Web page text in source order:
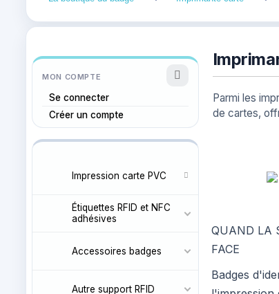
MON COMPTE
Se connecter
Créer un compte
Impression carte PVC
Étiquettes RFID et NFC
adhésives
Accessoires badges
Autre support RFID
Parmi les
de cartes,
QUAND LA
FACE
Badges